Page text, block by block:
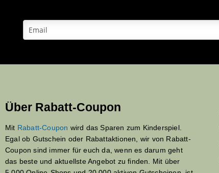
Über Rabatt-Coupon
Mit Rabatt-Coupon wird das Sparen zum Kinderspiel.
Egal ob Gutschein oder Rabattaktionen, wir von Rabatt-
Coupon sind immer für euch da, wenn es darum geht
das beste und aktuellste Angebot zu finden. Mit über